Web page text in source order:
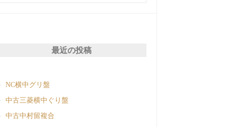
最近の投稿
NC横中グリ盤
中古三菱横中ぐり盤
中古中村留複合